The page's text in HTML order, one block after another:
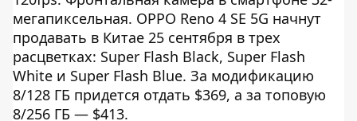
мегапиксельная. OPPO Reno 4 SE 5G начнут
продавать в Китае 25 сентября в трех
расцветках: Super Flash Black, Super Flash
White и Super Flash Blue. За модификацию
8/128 ГБ придется отдать $369, а за топовую
8/256 ГБ — $413.